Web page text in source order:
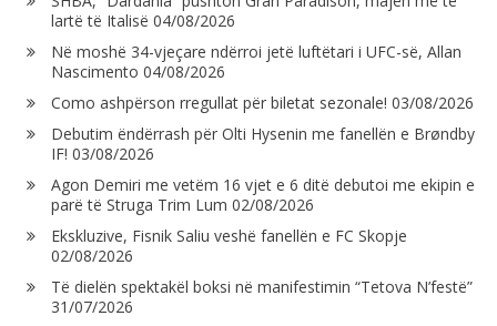
lartë të Italisë 04/08/2026
Në moshë 34-vjeçare ndërroi jetë luftëtari i UFC-së, Allan
Nascimento 04/08/2026
Como ashpërson rregullat për biletat sezonale! 03/08/2026
Debutim ëndërrash për Olti Hysenin me fanellën e Brøndby
IF! 03/08/2026
Agon Demiri me vetëm 16 vjet e 6 ditë debutoi me ekipin e
parë të Struga Trim Lum 02/08/2026
Ekskluzive, Fisnik Saliu veshë fanellën e FC Skopje
02/08/2026
Të dielën spektakël boksi në manifestimin “Tetova N’festë”
31/07/2026